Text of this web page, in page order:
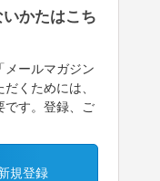
かたはこち
メールマガジン
くためには、
です。登録、ご
規登録